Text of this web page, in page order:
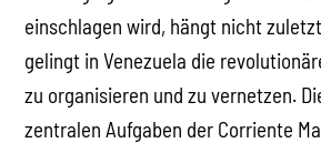
einschlagen wird, hängt nicht
gelingt in Venezuela die
zu organisieren und zu vernetzen.
zentralen Aufgaben der Corriente